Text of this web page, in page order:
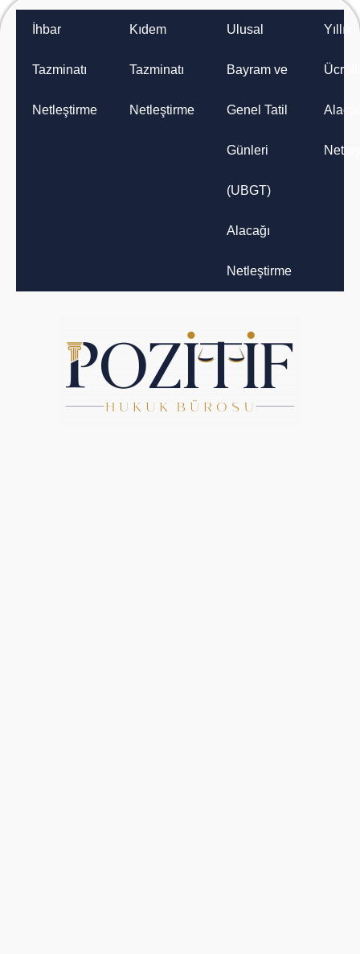
İhbar
Tazminatı
Netleştirme
Kıdem
Tazminatı
Netleştirme
Ulusal
Bayram ve
Genel Tatil
Günleri
(UBGT)
Alacağı
Netleştirme
Yıllık